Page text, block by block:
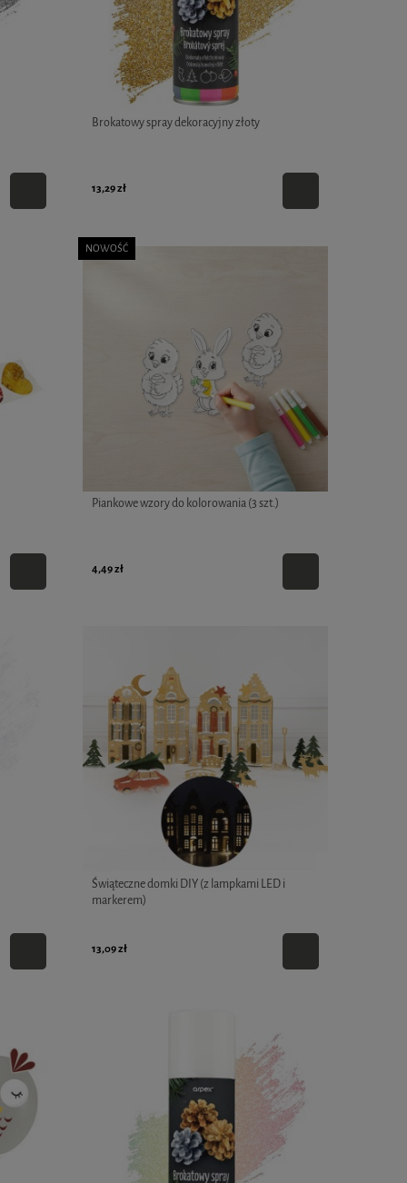
Brokatowy spray dekoracyjny złoty
13,29 zł
Piankowe wzory do kolorowania (3 szt.)
4,49 zł
NOWOŚĆ
Świąteczne domki DIY (z lampkami LED i
markerem)
13,09 zł